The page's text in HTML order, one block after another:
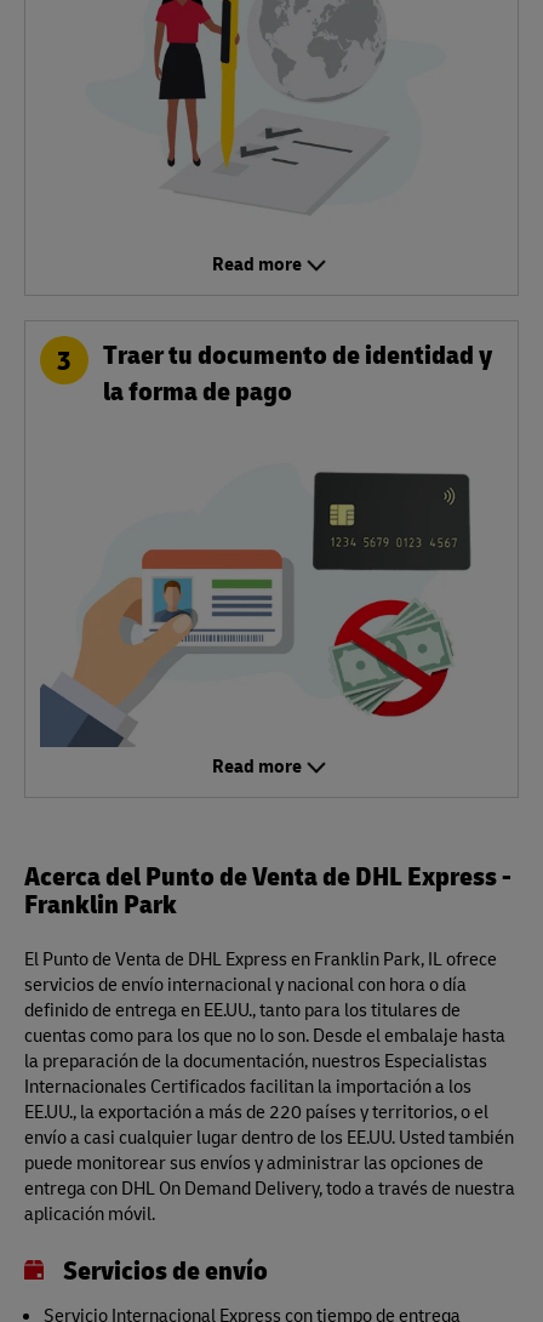
Read more
3
Traer tu documento de identidad y
la forma de pago
Read more
Acerca del Punto de Venta de DHL Express -
Franklin Park
El Punto de Venta de DHL Express en Franklin Park, IL ofrece
servicios de envío internacional y nacional con hora o día
definido de entrega en EE.UU., tanto para los titulares de
cuentas como para los que no lo son. Desde el embalaje hasta
la preparación de la documentación, nuestros Especialistas
Internacionales Certificados facilitan la importación a los
EE.UU., la exportación a más de 220 países y territorios, o el
envío a casi cualquier lugar dentro de los EE.UU. Usted también
puede monitorear sus envíos y administrar las opciones de
entrega con DHL On Demand Delivery, todo a través de nuestra
aplicación móvil.
Servicios de envío
Servicio Internacional Express con tiempo de entrega